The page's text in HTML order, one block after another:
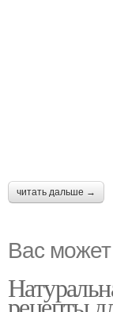
читать дальше →
Вас